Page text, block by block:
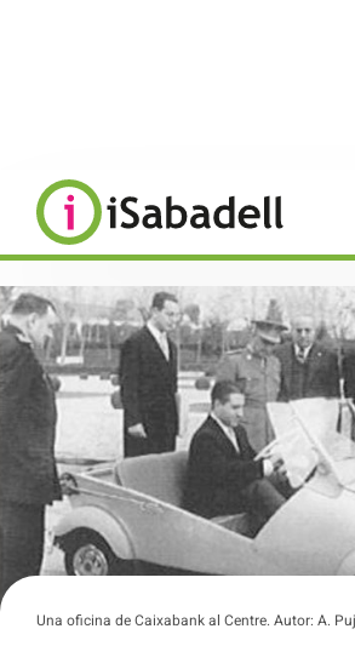
Una oficina de Caixabank al Centre. Autor: A.